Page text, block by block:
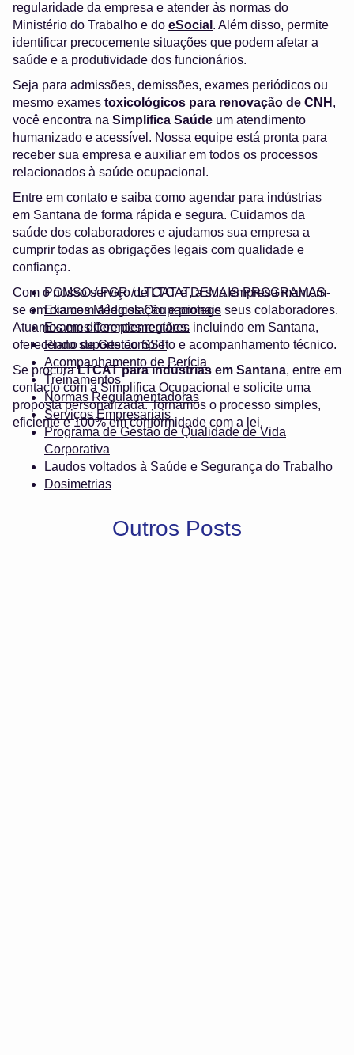
regularidade da empresa e atender às normas do
Ministério do Trabalho e do eSocial . Além disso, permite
identificar precocemente situações que podem afetar a
saúde e a produtividade dos funcionários.
Seja para admissões, demissões, exames periódicos ou
mesmo exames toxicológicos para renovação de CNH ,
você encontra na Simplifica Saúde um atendimento
humanizado e acessível. Nossa equipe está pronta para
receber sua empresa e auxiliar em todos os processos
relacionados à saúde ocupacional.
Entre em contato e saiba como agendar para indústrias
em Santana de forma rápida e segura. Cuidamos da
saúde dos colaboradores e ajudamos sua empresa a
cumprir todas as obrigações legais com qualidade e
confiança.
PCMSO / PGR / LTCAT e DEMAIS PROGRAMAS
Exames Médicos Ocupacionais
Exames Complementares
Plano de Gestão SST
Acompanhamento de Perícia
Treinamentos
Normas Regulamentadoras
Serviços Empresariais
Programa de Gestão de Qualidade de Vida
Corporativa
Laudos voltados à Saúde e Segurança do Trabalho
Dosimetrias
Com o nosso serviço de LTCAT, a sua empresa mantém-
se em dia com a legislação e protege seus colaboradores.
Atuamos em diferentes regiões, incluindo em Santana,
oferecendo suporte completo e acompanhamento técnico.
Se procuraLTCAT para indústrias em Santana, entre em
contacto com a Simplifica Ocupacional e solicite uma
proposta personalizada. Tornamos o processo simples,
eficiente e 100% em conformidade com a lei.
Outros Posts